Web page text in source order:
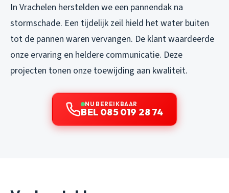
In Vrachelen herstelden we een pannendak na
stormschade. Een tijdelijk zeil hield het water buiten
tot de pannen waren vervangen. De klant waardeerde
onze ervaring en heldere communicatie. Deze
projecten tonen onze toewijding aan kwaliteit.
NU BEREIKBAAR
BEL 085 019 28 74